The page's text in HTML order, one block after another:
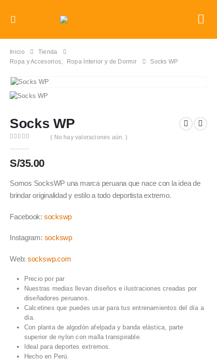
Inicio
Tienda
Ropa y Accesorios, Ropa Interior y de Dormir Socks WP
Socks WP
( No hay valoraciones aún. )
S/35.00
Somos SocksWP una marca peruana que nace con la idea de
brindar originalidad y estilo a todo deportista extremo.
Facebook: sockswp
Instagram: sockswp
Web: sockswp.com
Precio por par
Nuestras medias llevan diseños e ilustraciones creadas por
diseñadores peruanos.
Calcetines que puedes usar para tus entrenamientos del día a
día.
Con planta de algodón afelpada y banda elástica, parte
superior de nylon con malla transpirable.
Ideal para deportes extremos.
Hecho en Perú.